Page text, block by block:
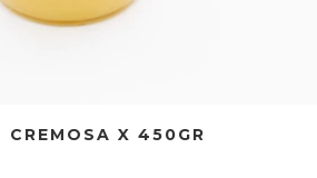
CREMOSA X 450GR